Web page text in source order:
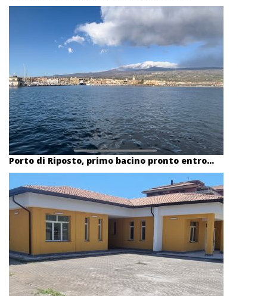
Porto di Riposto, primo bacino pronto entro...